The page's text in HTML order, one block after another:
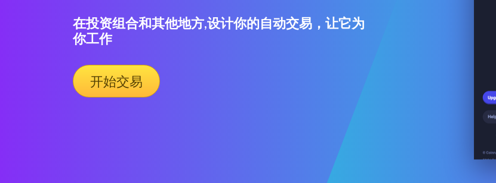
在投资组合和其他地方,设计你的自动交易，让它为
你工作
开始交易